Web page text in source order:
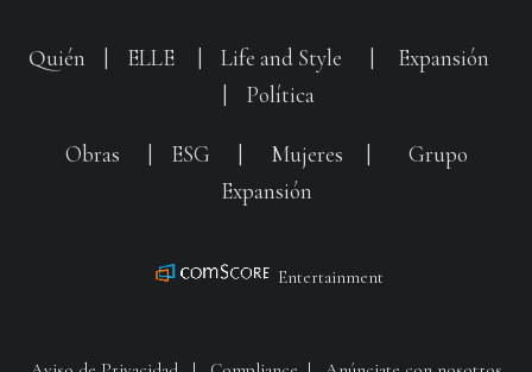
Quién ELLE Life and Style
Expansión
Política
Obras ESG Mujeres
Grupo
Expansión
Entertainment